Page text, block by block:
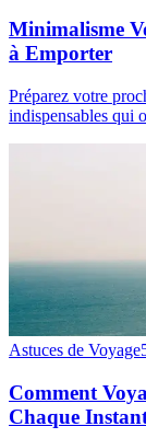
Minimalisme
à Emporter
Préparez votre
indispensables qui
Astuces de Voyage
Comment
Chaque